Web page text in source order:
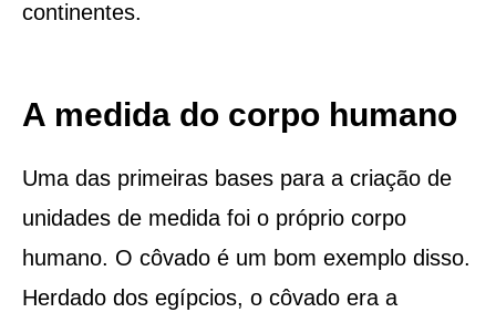
continentes.
A medida do corpo humano
Uma das primeiras bases para a criação de
unidades de medida foi o próprio corpo
humano. O côvado é um bom exemplo disso.
Herdado dos egípcios, o côvado era a